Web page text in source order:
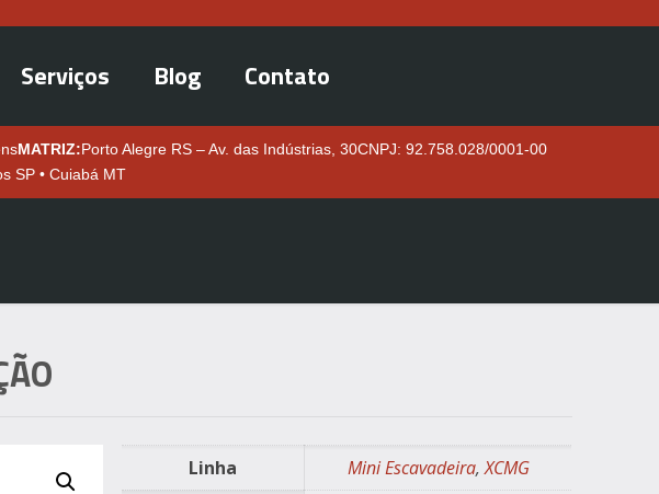
Serviços Blog Contato
MATRIZ:Porto Alegre RS – Av. das Indústrias, 30CNPJ: 92.758.028/0001-00
SP • Cuiabá MT
Linha Mini Escavadeira,XCMG